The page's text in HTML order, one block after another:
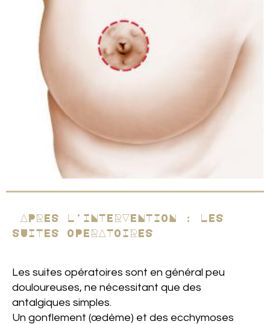
APRES L’INTERVENTION : LES
SUITES OPERATOIRES
Les suites opératoires sont en général peu
douloureuses, ne nécessitant que des
antalgiques simples.
Un gonflement (œdème) et des ecchymoses